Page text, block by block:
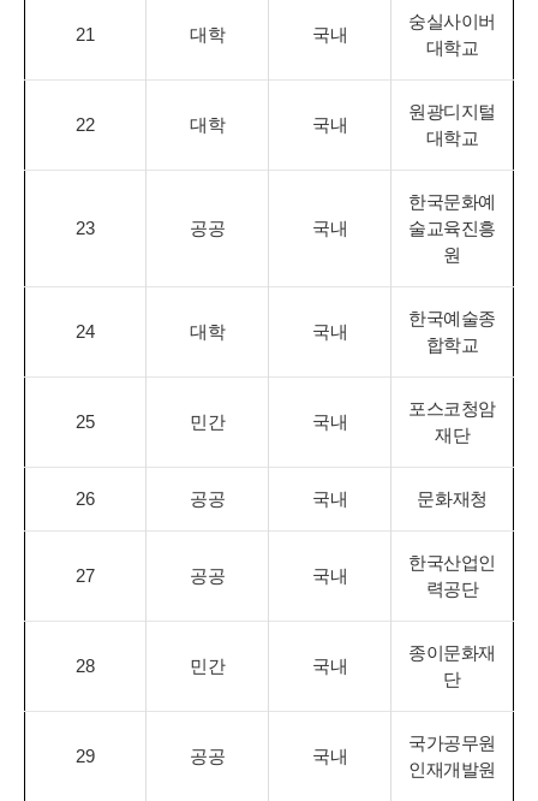
21 대학 국내
숭실사이버
대학교
22 대학 국내
원광디지털
대학교
23 공공 국내
한국문화예
술교육진흥
원
24 대학 국내
한국예술종
합학교
25 민간 국내
포스코청암
재단
26 공공 국내 문화재청
27 공공 국내
한국산업인
력공단
28 민간 국내
종이문화재
단
29 공공 국내
국가공무원
인재개발원